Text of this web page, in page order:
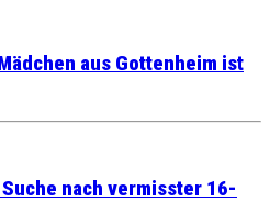
aus Gottenheim ist
nach vermisster 16-